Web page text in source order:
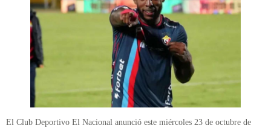
El Club Deportivo El Nacional anunció este miércoles 23 de octubre de